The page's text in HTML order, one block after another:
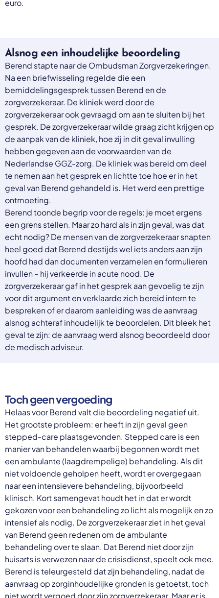
euro.
Alsnog een inhoudelijke beoordeling
Berend stapte naar de Ombudsman Zorgverzekeringen.
Na een briefwisseling regelde die een
bemiddelingsgesprek tussen Berend en de
zorgverzekeraar. De kliniek werd door de
zorgverzekeraar ook gevraagd om aan te sluiten bij het
gesprek. De zorgverzekeraar wilde graag zicht krijgen op
de aanpak van de kliniek, hoe zij in dit geval invulling
hebben gegeven aan de voorwaarden van de
Nederlandse GGZ-zorg. De kliniek was bereid om deel
te nemen aan het gesprek en lichtte toe hoe er in het
geval van Berend gehandeld is. Het werd een prettige
ontmoeting.
Berend toonde begrip voor de regels: je moet ergens
een grens stellen. Maar zo hard als in zijn geval, was dat
echt nodig? De mensen van de zorgverzekeraar snapten
heel goed dat Berend destijds wel iets anders aan zijn
hoofd had dan documenten verzamelen en formulieren
invullen – hij verkeerde in acute nood. De
zorgverzekeraar gaf in het gesprek aan gevoelig te zijn
voor dit argument en verklaarde zich bereid intern te
bespreken of er daarom aanleiding was de aanvraag
alsnog achteraf inhoudelijk te beoordelen. Dit bleek het
geval te zijn: de aanvraag werd alsnog beoordeeld door
de medisch adviseur.
Toch geen vergoeding
Helaas voor Berend valt die beoordeling negatief uit.
Het grootste probleem: er heeft in zijn geval geen
stepped-care plaatsgevonden. Stepped care is een
manier van behandelen waarbij begonnen wordt met
een ambulante (laagdrempelige) behandeling. Als dit
niet voldoende geholpen heeft, wordt er overgegaan
naar een intensievere behandeling, bijvoorbeeld
klinisch. Kort samengevat houdt het in dat er wordt
gekozen voor een behandeling zo licht als mogelijk en zo
intensief als nodig. De zorgverzekeraar ziet in het geval
van Berend geen redenen om de ambulante
behandeling over te slaan. Dat Berend niet door zijn
huisarts is verwezen naar de crisisdienst, speelt ook mee.
Berend is teleurgesteld dat zijn behandeling, nadat de
aanvraag op zorginhoudelijke gronden is getoetst, toch
niet wordt vergoed door zijn zorgverzekeraar. Maar er is